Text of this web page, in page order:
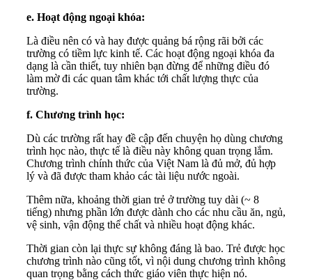
e. Hoạt động ngoại khóa:
Là điều nên có và hay được quảng bá rộng rãi bởi các
trường có tiềm lực kinh tế. Các hoạt động ngoại khóa đa
dạng là cần thiết, tuy nhiên bạn đừng để những điều đó
làm mờ đi các quan tâm khác tới chất lượng thực của
trường.
f. Chương trình học:
Dù các trường rất hay đề cập đến chuyện họ dùng chương
trình học nào, thực tế là điều này không quan trọng lắm.
Chương trình chính thức của Việt Nam là đủ mở, đủ hợp
lý và đã được tham khảo các tài liệu nước ngoài.
Thêm nữa, khoảng thời gian trẻ ở trường tuy dài (~ 8
tiếng) nhưng phần lớn được dành cho các nhu cầu ăn, ngủ,
vệ sinh, vận động thể chất và nhiều hoạt động khác.
Thời gian còn lại thực sự không đáng là bao. Trẻ được học
chương trình nào cũng tốt, vì nội dung chương trình không
quan trọng bằng cách thức giáo viên thực hiện nó.